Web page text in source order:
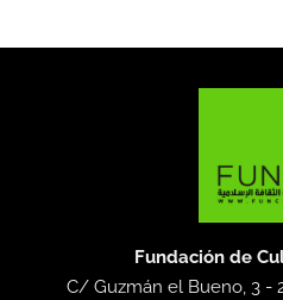
Fundación de
C/ Guzmán el Bueno, 3 -